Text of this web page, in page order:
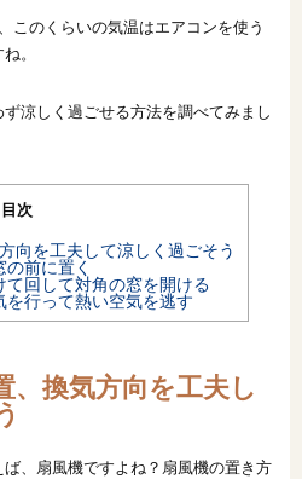
ギャラリー
トセレクト
このくらいの気温はエアコンを使う
。
涼しく過ごせる方法を調べてみまし
目次
向を工夫して涼しく過ごそう
前に置く
て回して対角の窓を開ける
行って熱い空気を逃す
、換気方向を工夫し
、扇風機ですよね？扇風機の置き方